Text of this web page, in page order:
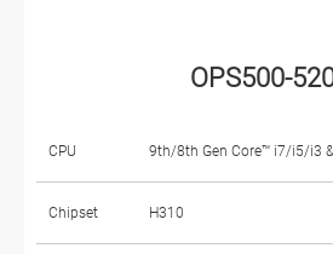
OPS500-
CPU 9th/8th Gen Core™ i7/i5/i3
Chipset H310